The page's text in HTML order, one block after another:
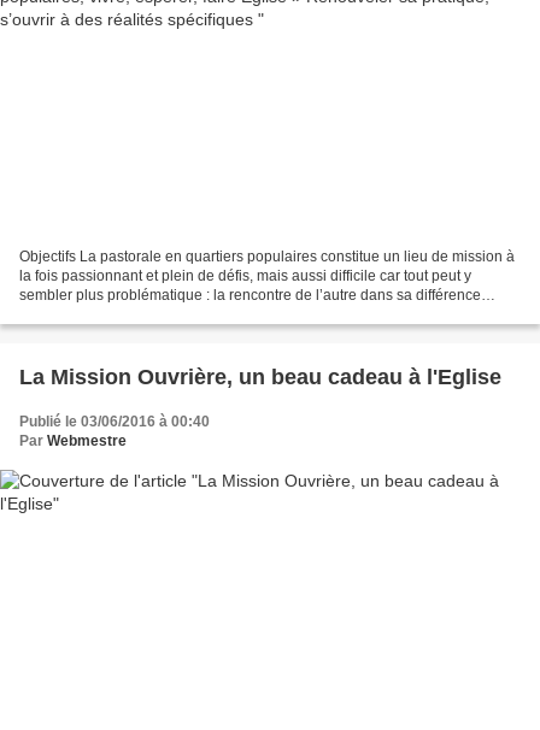
Objectifs La pastorale en quartiers populaires constitue un lieu de mission à
la fois passionnant et plein de défis, mais aussi difficile car tout peut y
sembler plus problématique : la rencontre de l’autre dans sa différence
La Mission Ouvrière, un beau cadeau à l'Eglise
Publié le 03/06/2016 à 00:40
Par Webmestre